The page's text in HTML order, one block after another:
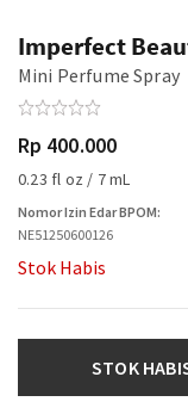
Imperfect
Mini Perfume Spray
Rp 400.000
0.23 fl oz / 7 mL
Nomor Izin Edar BPOM:
NE51250600126
Stok Habis
STOK